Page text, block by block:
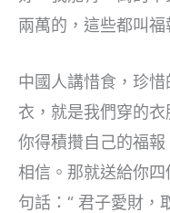
兩萬的，這些都叫福
中國人講惜食，珍
衣，就是我們穿的
你得積攢自己的福
相信。那就送給你
句話：“ 君子愛財，